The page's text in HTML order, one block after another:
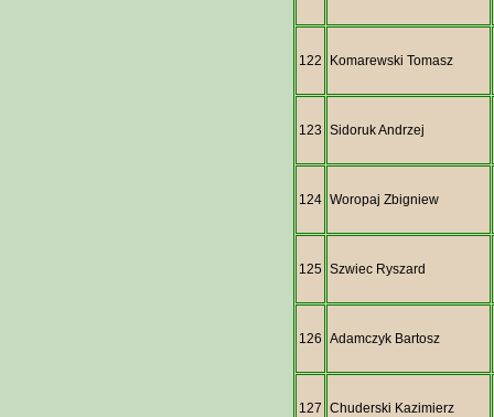
122 Komarewski Tomasz
123 Sidoruk Andrzej
124 Woropaj Zbigniew
125 Szwiec Ryszard
126 Adamczyk Bartosz
127 Chuderski Kazimierz